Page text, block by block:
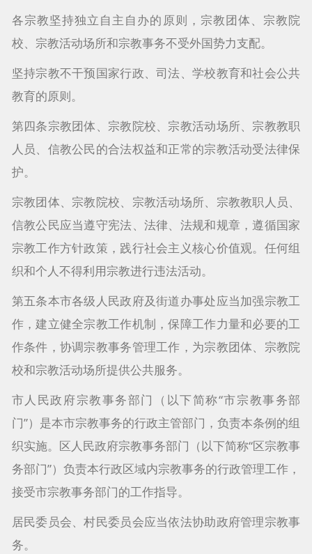
各宗教坚持独立自主自办的原则，宗教团体、宗教院
校、宗教活动场所和宗教事务不受外国势力支配。
坚持宗教不干预国家行政、司法、学校教育和社会公共
教育的原则。
第四条宗教团体、宗教院校、宗教活动场所、宗教教职
人员、信教公民的合法权益和正常的宗教活动受法律保
护。
宗教团体、宗教院校、宗教活动场所、宗教教职人员、
信教公民应当遵守宪法、法律、法规和规章，遵循国家
宗教工作方针政策，践行社会主义核心价值观。任何组
织和个人不得利用宗教进行违法活动。
第五条本市各级人民政府及街道办事处应当加强宗教工
作，建立健全宗教工作机制，保障工作力量和必要的工
作条件，协调宗教事务管理工作，为宗教团体、宗教院
校和宗教活动场所提供公共服务。
市人民政府宗教事务部门（以下简称“市宗教事务部
门”）是本市宗教事务的行政主管部门，负责本条例的组
织实施。区人民政府宗教事务部门（以下简称“区宗教事
务部门”）负责本行政区域内宗教事务的行政管理工作，
接受市宗教事务部门的工作指导。
居民委员会、村民委员会应当依法协助政府管理宗教事
务。